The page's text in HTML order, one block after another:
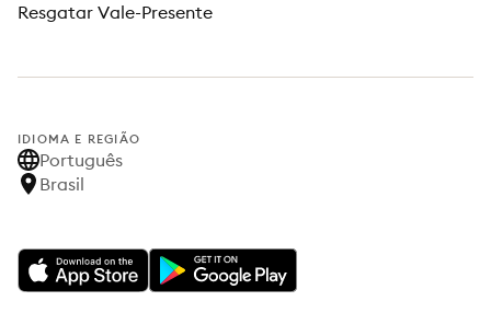
Resgatar Vale-Presente
IDIOMA E REGIÃO
Português
Brasil